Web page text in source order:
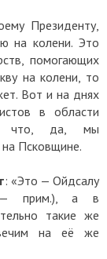
Президенту,
на колени. Это
помогающих
на колени, то
Вот и на днях
в области
что, да, мы
Псковщине.
: «Это — Ойдсалу
— прим.), а в
такие же
на её же